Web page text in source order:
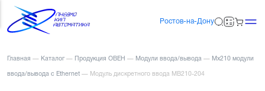
Ростов-на-Дону
Главная — Каталог — Продукция ОВЕН — Модули ввода/вывода — Мх210 модули
ввода/вывода с Ethernet — Модуль дискретного ввода МВ210-204